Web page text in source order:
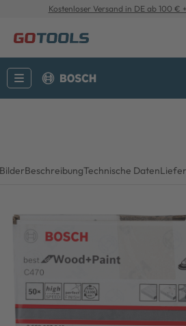
Kostenloser Versand in DE ab 100 €
BilderBeschreibungTechnische Daten